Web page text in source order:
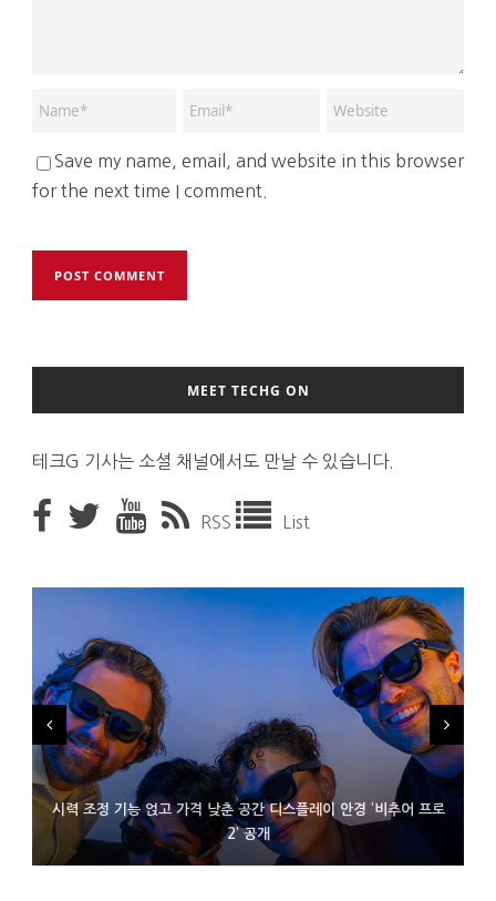
Save my name, email, and website in this browser
for the next time I comment.
MEET TECHG ON
테크G 기사는 소셜 채널에서도 만날 수 있습니다.
RSS List
시력 조정 기능 얹고 가격 낮춘 공간 디스플레이 안경 ‘비추어 프로
2’ 공개
D램 부족에 10억달러어치 아이폰18 프로세서 패키징 대기 중
300~400달러 반지형 스피커 준비하는 오픈AI